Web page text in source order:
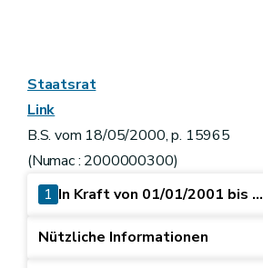
Staatsrat
Link
B.S. vom 18/05/2000, p. 15965
(Numac : 2000000300)
1 In Kraft von 01/01/2001 bis ...
Nützliche Informationen